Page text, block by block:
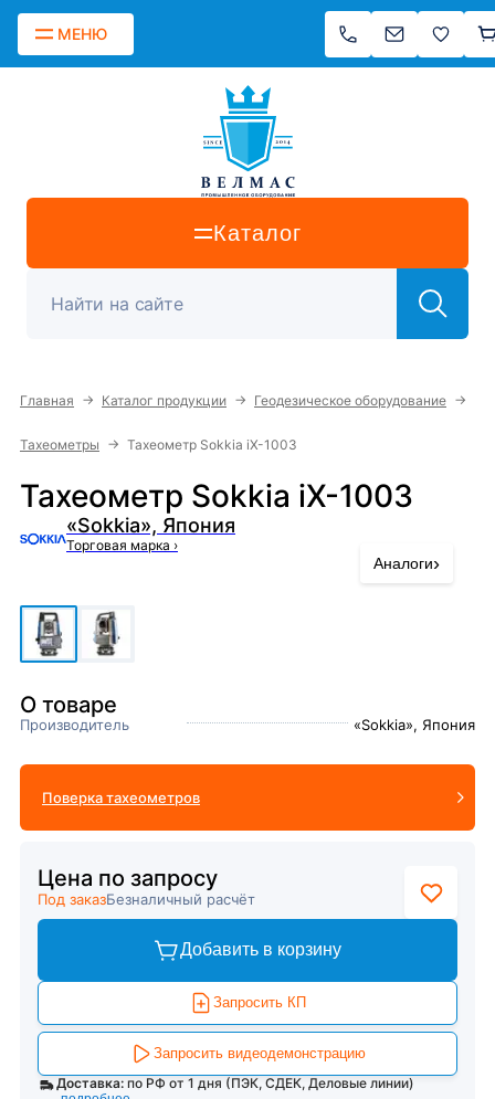
МЕНЮ
Каталог
Главная → Каталог продукции → Геодезическое оборудование →
Тахеометры → Тахеометр Sokkia iX-1003
Тахеометр Sokkia iX-1003
«Sokkia», Япония
Торговая марка ›
Аналоги›
О товаре
Производитель «Sokkia», Япония
Поверка тахеометров
Цена по запросу
Под заказБезналичный расчёт
Добавить в корзину
Запросить КП
Запросить видеодемонстрацию
Доставка: по РФ от 1 дня (ПЭК, СДЕК, Деловые линии)